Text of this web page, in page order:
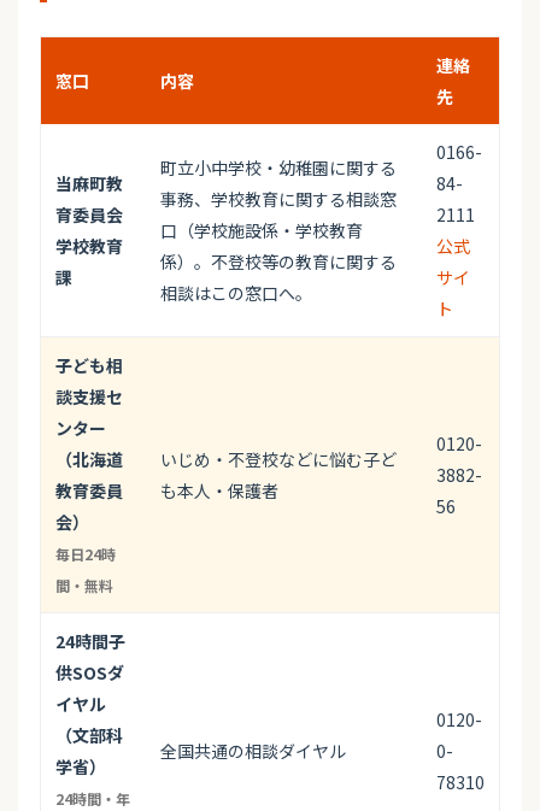
窓口 内容
連絡
先
当麻町教
育委員会
学校教育
課
町立小中学校・幼稚園に関する
事務、学校教育に関する相談窓
口（学校施設係・学校教育
係）。不登校等の教育に関する
相談はこの窓口へ。
0166-
84-
2111
公式
サイ
ト
子ども相
談支援セ
ンター
（北海道
教育委員
会）
毎日24時
間・無料
いじめ・不登校などに悩む子ど
も本人・保護者
0120-
3882-
56
24時間子
供SOSダ
イヤル
（文部科
学省）
24時間・年
全国共通の相談ダイヤル
0120-
0-
78310